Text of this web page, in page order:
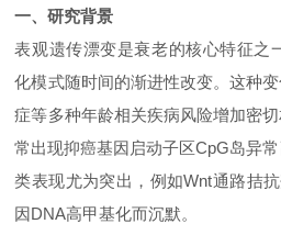
一、研究背景
表观遗传漂变是衰老的核心特征之
化模式随时间的渐进性改变。这种
症等多种年龄相关疾病风险增加密
常出现抑癌基因启动子区CpG岛异
类表现尤为突出，例如Wnt通路拮抗
因DNA高甲基化而沉默。